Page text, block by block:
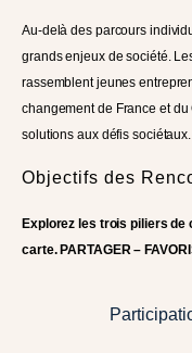
Au-delà des parcours
grands enjeux de société.
rassemblent jeunes
changement de France et
solutions aux défis sociétaux.
Objectifs des
Explorez les trois piliers
carte. PARTAGER –